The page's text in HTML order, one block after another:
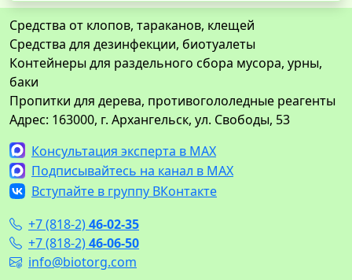
Средства от клопов, тараканов, клещей
Средства для дезинфекции, биотуалеты
Контейнеры для раздельного сбора мусора, урны,
баки
Пропитки для дерева, противогололедные реагенты
Адрес: 163000, г. Архангельск, ул. Свободы, 53
Консультация эксперта в MAX
Подписывайтесь на канал в MAX
Вступайте в группу ВКонтакте
+7 (818-2)46-02-35
+7 (818-2)46-06-50
info@biotorg.com